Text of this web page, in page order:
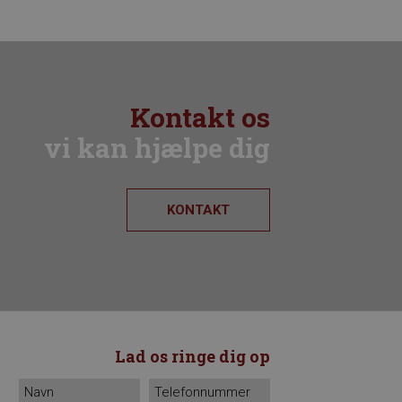
Kontakt os
vi kan hjælpe dig
KONTAKT
Lad os ringe dig op